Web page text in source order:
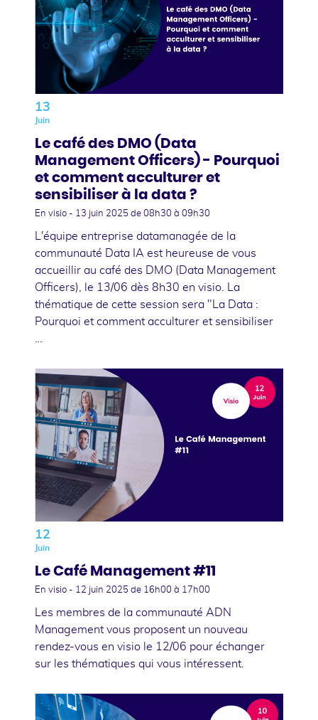
13
Juin
Le café des DMO (Data
Management Officers) - Pourquoi
et comment acculturer et
sensibiliser à la data ?
En visio - 13 juin 2025 de 08h30 à 09h30
L'équipe entreprise datamanagée de la
communauté Data IA est heureuse de vous
accueillir au café des DMO (Data Management
Officers), le 13/06 dès 8h30 en visio. La
thématique de cette session sera "La Data :
Pourquoi et comment acculturer et sensibiliser
12
Juin
Le Café Management #11
En visio - 12 juin 2025 de 16h00 à 17h00
Les membres de la communauté ADN
Management vous proposent un nouveau
rendez-vous en visio le 12/06 pour échanger
sur les thématiques qui vous intéressent.